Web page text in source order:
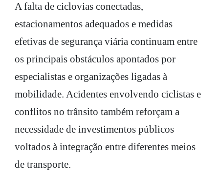
A falta de ciclovias conectadas,
estacionamentos adequados e medidas
efetivas de segurança viária continuam entre
os principais obstáculos apontados por
especialistas e organizações ligadas à
mobilidade. Acidentes envolvendo ciclistas e
conflitos no trânsito também reforçam a
necessidade de investimentos públicos
voltados à integração entre diferentes meios
de transporte.